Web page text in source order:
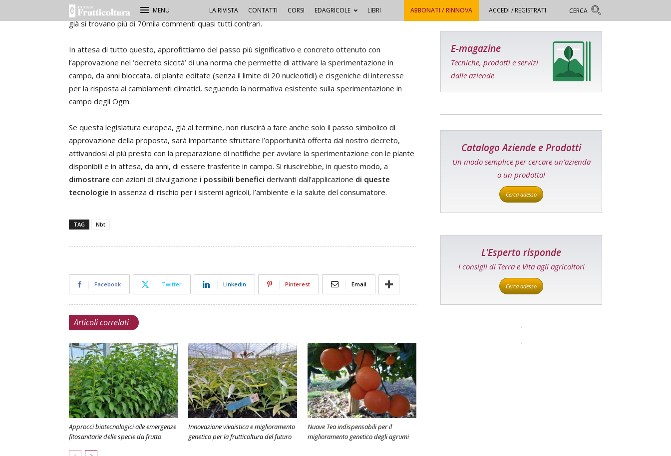
LA RIVISTA CONTATTI CORSI EDAGRICOLE LIBRI ABBONATI / RINNOVA ACCEDI / REGISTRATI
intasando i siti comunitari, in particolare quello sulla consultazione avviata dalla Commissione, dove
già si trovano più di 70mila commenti quasi tutti contrari.
In attesa di tutto questo, approfittiamo del passo più significativo e concreto ottenuto con
l’approvazione nel ‘decreto siccità’ di una norma che permette di attivare la sperimentazione in
campo, da anni bloccata, di piante editate (senza il limite di 20 nucleotidi) e cisgeniche di interesse
per la risposta ai cambiamenti climatici, seguendo la normativa esistente sulla sperimentazione in
campo degli Ogm.
Se questa legislatura europea, già al termine, non riuscirà a fare anche solo il passo simbolico di
approvazione della proposta, sarà importante sfruttare l’opportunità offerta dal nostro decreto,
attivandosi al più presto con la preparazione di notifiche per avviare la sperimentazione con le piante
disponibili e in attesa, da anni, di essere trasferite in campo. Si riuscirebbe, in questo modo, a
dimostrare con azioni di divulgazione i possibili benefici derivanti dall’applicazione di queste
tecnologie in assenza di rischio per i sistemi agricoli, l’ambiente e la salute del consumatore.
TAG Nbt
Facebook Twitter Linkedin Pinterest Email
Articoli correlati
Approcci biotecnologici alle emergenze
fitosanitarie delle specie da frutto
Innovazione vivaistica e miglioramento
genetico per la frutticoltura del futuro
Nuove Tea indispensabili per il
miglioramento genetico degli agrumi
E-magazine
Tecniche, prodotti e servizi
dalle aziende
Catalogo Aziende e Prodotti
Un modo semplice per cercare un'azienda
o un prodotto!
Cerca adesso
L'Esperto risponde
I consigli di Terra e Vita agli agricoltori
Cerca adesso